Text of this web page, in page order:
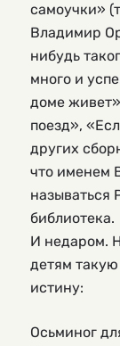
самоучки»
Владимир
нибудь
много и
доме
поезд»,
других
что именем
называться
библиотека.
И недаром.
детям
истину:
Осьминог